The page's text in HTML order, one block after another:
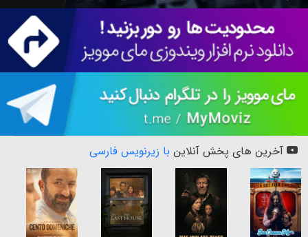
آخرین های پخش آنلاین با زیرنویس فارسی